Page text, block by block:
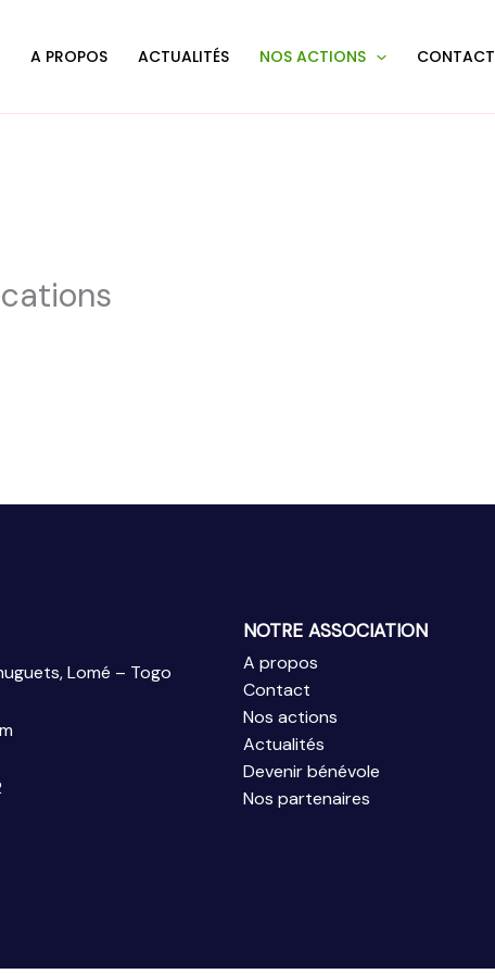
A PROPOS ACTUALITÉS NOS ACTIONS CONTACT
Lomé – Togo
NOTRE ASSOCIATION
A propos
Contact
Nos actions
Actualités
Devenir bénévole
Nos partenaires